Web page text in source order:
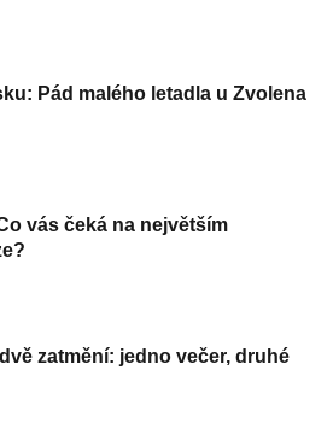
Pád malého letadla u Zvolena
vás čeká na největším
zatmění: jedno večer, druhé